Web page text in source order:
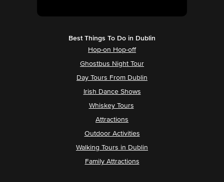
Best Things To Do in Dublin
Hop-on Hop-off
Ghostbus Night Tour
Day Tours From Dublin
Irish Dance Shows
Whiskey Tours
Attractions
Outdoor Activities
Walking Tours in Dublin
Family Attractions